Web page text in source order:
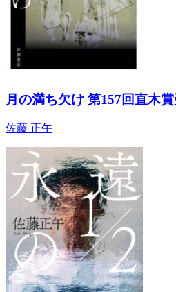
月の満ち欠け 第157回直木
佐藤 正午